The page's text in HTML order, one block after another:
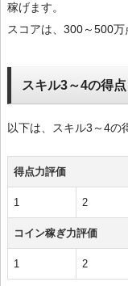
稼げます。
スコアは、300～500万
スキル3～4の得
以下は、スキル3～4の
得点力評価
1 2
コイン稼ぎ力評価
1 2